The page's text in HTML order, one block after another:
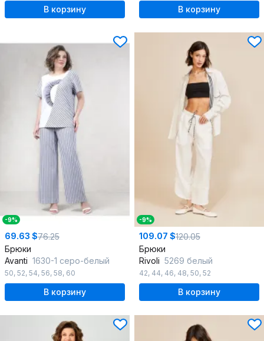
В корзину В корзину
-9%
69.63 $76.25
Брюки
Avanti 1630-1 серо-белый
50, 52, 54, 56, 58, 60
В корзину
-9%
109.07 $120.05
Брюки
Rivoli 5269 белый
42, 44, 46, 48, 50, 52
В корзину